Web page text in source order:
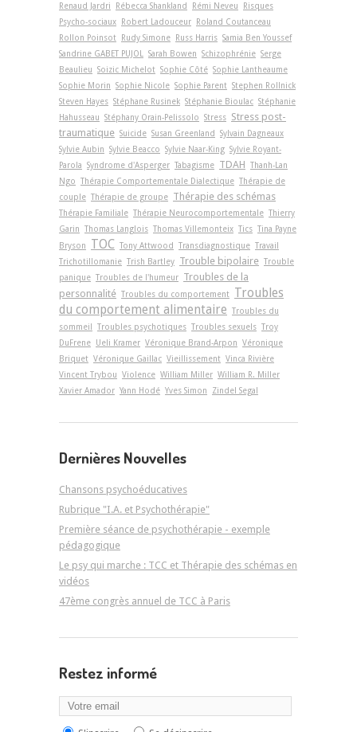
Renaud Jardri
Rébecca Shankland Rémi Neveu
Risques
Psycho-sociaux
Robert Ladouceur
Roland Coutanceau
Rollon Poinsot
Rudy Simone Russ Harris Samia Ben Youssef
Sandrine GABET PUJOL
Sarah Bowen Schizophrénie Serge
Beaulieu Soizic Michelot Sophie Côté Sophie Lantheaume
Sophie Morin Sophie Nicole Sophie Parent Stephen Rollnick
Steven Hayes Stéphane Rusinek Stéphanie Bioulac Stéphanie
Hahusseau Stéphany Orain-Pelissolo Stress Stress post-
traumatique Suicide Susan Greenland
Sylvain Dagneaux
Sylvie Aubin Sylvie Beacco Sylvie Naar-King Sylvie Royant-
Parola Syndrome d'Asperger Tabagisme TDAH Thanh-Lan
Ngo Thérapie Comportementale Dialectique Thérapie de
couple Thérapie de groupe Thérapie des schémas
Thérapie Familiale Thérapie Neurocomportementale Thierry
Garin Thomas Langlois Thomas Villemonteix Tics Tina Payne
Bryson
TOC Tony Attwood Transdiagnostique Travail
Trichotillomanie Trish Bartley Trouble bipolaire Trouble
panique Troubles de l'humeur Troubles de la
personnalité Troubles du comportement
Troubles
du comportement alimentaire Troubles du
sommeil
Troubles psychotiques Troubles sexuels Troy
DuFrene
Ueli Kramer Véronique Brand-Arpon Véronique
Briquet Véronique Gaillac Vieillissement Vinca Rivière
Vincent Trybou Violence William Miller William R. Miller
Xavier Amador Yann Hodé Yves Simon Zindel Segal
Dernières Nouvelles
Chansons psychoéducatives
Rubrique "I.A. et Psychothérapie"
Première séance de psychothérapie - exemple
pédagogique
Le psy qui marche : TCC et Thérapie des schémas en
vidéos
47ème congrès annuel de TCC à Paris
Restez informé